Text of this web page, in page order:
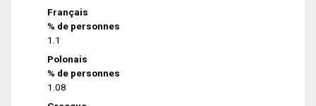
Français
% de personnes
1.1
Polonais
% de personnes
1.08